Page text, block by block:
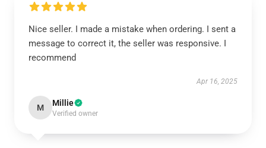
Nice seller. I made a mistake when ordering. I sent a
message to correct it, the seller was responsive. I
recommend
Apr 16, 2025
M Millie
Verified owner